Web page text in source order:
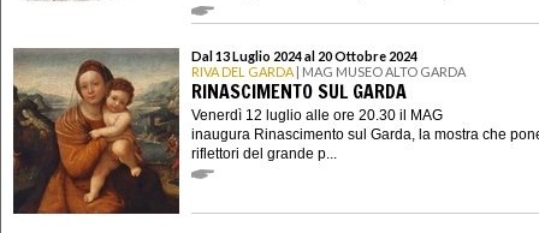
Dal 13 Luglio 2024 al 20 Ottobre 2024
RIVA DEL GARDA | MAG MUSEO ALTO GARDA
RINASCIMENTO SUL GARDA
Venerdì 12 luglio alle ore 20.30 il MAG
inaugura Rinascimento sul Garda, la mostra che
riflettori del grande p...